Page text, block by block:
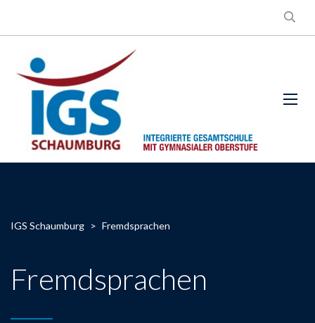
IGS Schaumburg > Fremdsprachen
Fremdsprachen